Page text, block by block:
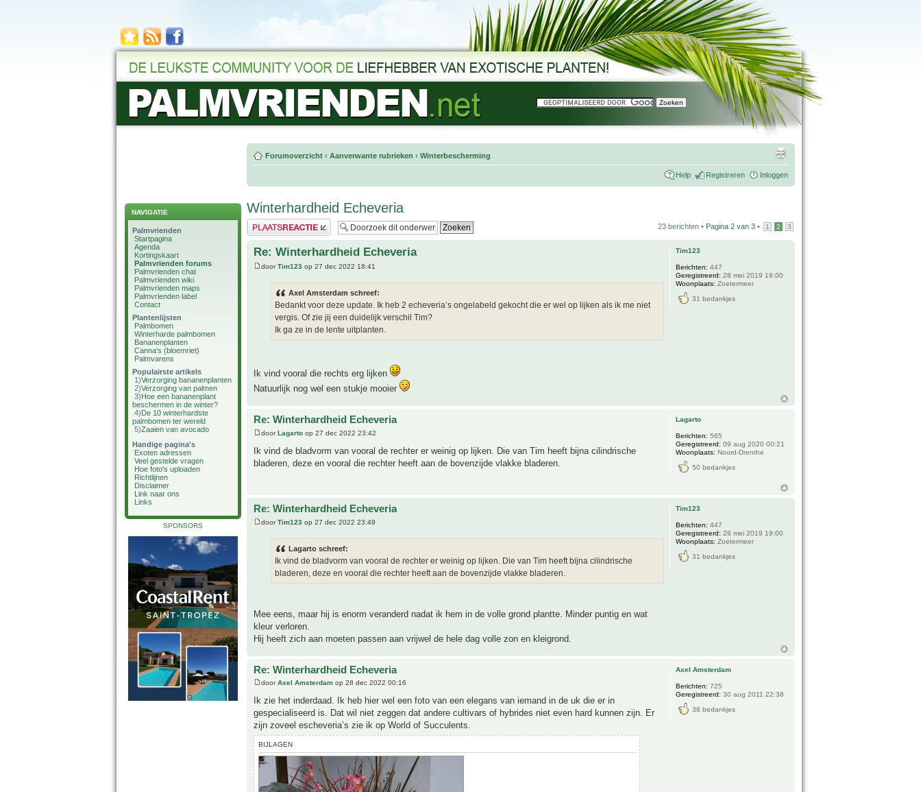
NAVIGATIE
Palmvrienden
Startpagina
Agenda
Kortingskaart
Palmvrienden forums
Palmvrienden chat
Palmvrienden wiki
Palmvrienden maps
Palmvrienden label
Contact
Plantenlijsten
Palmbomen
Winterharde palmbomen
Bananenplanten
Canna's (bloemriet)
Palmvarens
Populairste artikels
1)Verzorging bananenplanten
2)Verzorging van palmen
3)Hoe een bananenplant
beschermen in de winter?
4)De 10 winterhardste
palmbomen ter wereld
5)Zaaien van avocado
Handige pagina's
Exoten adressen
Veel gestelde vragen
Hoe foto's uploaden
Richtlijnen
Disclaimer
Link naar ons
Links
SPONSORS
Forumoverzicht ‹ Aanverwante rubrieken ‹ Winterbescherming
Help Registreren Inloggen
Winterhardheid Echeveria
Plaats een reactie 23 berichten • Pagina 2 van 3 • 1 2 3
Re: Winterhardheid Echeveria
doorTim123 op 27 dec 2022 18:41
Axel Amsterdam schreef:
Bedankt voor deze update. Ik heb 2 echeveria’s ongelabeld gekocht die er wel op lijken als ik me niet
vergis. Of zie jij een duidelijk verschil Tim?
Ik ga ze in de lente uitplanten.
Ik vind vooral die rechts erg lijken
Natuurlijk nog wel een stukje mooier
Tim123
Berichten: 447
Geregistreerd: 28 mei 2019 19:00
Woonplaats: Zoetermeer
31 bedankjes
Re: Winterhardheid Echeveria
doorLagarto op 27 dec 2022 23:42
Ik vind de bladvorm van vooral de rechter er weinig op lijken. Die van Tim heeft bijna cilindrische
bladeren, deze en vooral die rechter heeft aan de bovenzijde vlakke bladeren.
Lagarto
Berichten: 565
Geregistreerd: 09 aug 2020 00:21
Woonplaats: Noord-Drenthe
50 bedankjes
Re: Winterhardheid Echeveria
doorTim123 op 27 dec 2022 23:49
Lagarto schreef:
Ik vind de bladvorm van vooral de rechter er weinig op lijken. Die van Tim heeft bijna cilindrische
bladeren, deze en vooral die rechter heeft aan de bovenzijde vlakke bladeren.
Mee eens, maar hij is enorm veranderd nadat ik hem in de volle grond plantte. Minder puntig en wat
kleur verloren.
Hij heeft zich aan moeten passen aan vrijwel de hele dag volle zon en kleigrond.
Tim123
Berichten: 447
Geregistreerd: 28 mei 2019 19:00
Woonplaats: Zoetermeer
31 bedankjes
Re: Winterhardheid Echeveria
doorAxel Amsterdam op 28 dec 2022 00:16
Ik zie het inderdaad. Ik heb hier wel een foto van een elegans van iemand in de uk die er in
gespecialiseerd is. Dat wil niet zeggen dat andere cultivars of hybrides niet even hard kunnen zijn. Er
zijn zoveel escheveria’s zie ik op World of Succulents.
BIJLAGEN
Axel Amsterdam
Berichten: 725
Geregistreerd: 30 aug 2011 22:38
38 bedankjes